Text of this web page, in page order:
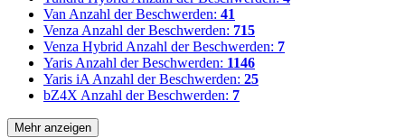
Van Anzahl der Beschwerden: 41
Venza Anzahl der Beschwerden: 715
Venza Hybrid Anzahl der Beschwerden: 7
Yaris Anzahl der Beschwerden: 1146
Yaris iA Anzahl der Beschwerden: 25
bZ4X Anzahl der Beschwerden: 7
Mehr anzeigen